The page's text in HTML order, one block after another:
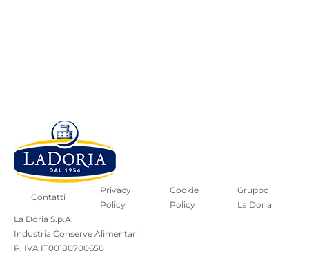
Contatti
Privacy
Policy
Cookie
Policy
Gruppo
La Doria
La Doria S.p.A.
Industria Conserve Alimentari
P. IVA IT00180700650